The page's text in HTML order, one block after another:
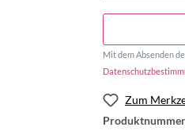
Mit dem Absenden
Zum